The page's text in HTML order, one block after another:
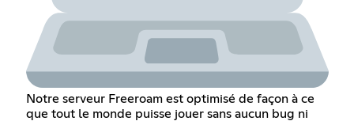
Notre serveur Freeroam est optimisé de façon à ce
que tout le monde puisse jouer sans aucun bug ni